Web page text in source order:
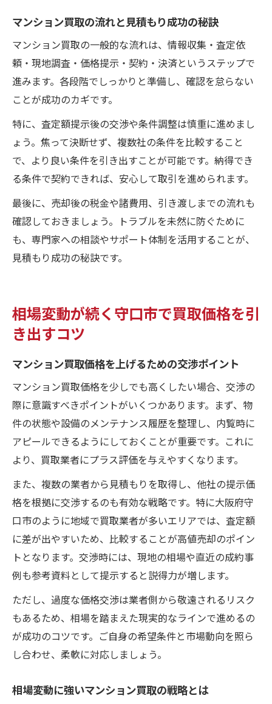
マンション買取の流れと見積もり成功の秘訣
マンション買取の一般的な流れは、情報収集・査定依
頼・現地調査・価格提示・契約・決済というステップで
進みます。各段階でしっかりと準備し、確認を怠らない
ことが成功のカギです。
特に、査定額提示後の交渉や条件調整は慎重に進めまし
ょう。焦って決断せず、複数社の条件を比較すること
で、より良い条件を引き出すことが可能です。納得でき
る条件で契約できれば、安心して取引を進められます。
最後に、売却後の税金や諸費用、引き渡しまでの流れも
確認しておきましょう。トラブルを未然に防ぐために
も、専門家への相談やサポート体制を活用することが、
見積もり成功の秘訣です。
相場変動が続く守口市で買取価格を引
き出すコツ
マンション買取価格を上げるための交渉ポイント
マンション買取価格を少しでも高くしたい場合、交渉の
際に意識すべきポイントがいくつかあります。まず、物
件の状態や設備のメンテナンス履歴を整理し、内覧時に
アピールできるようにしておくことが重要です。これに
より、買取業者にプラス評価を与えやすくなります。
また、複数の業者から見積もりを取得し、他社の提示価
格を根拠に交渉するのも有効な戦略です。特に大阪府守
口市のように地域で買取業者が多いエリアでは、査定額
に差が出やすいため、比較することが高値売却のポイン
トとなります。交渉時には、現地の相場や直近の成約事
例も参考資料として提示すると説得力が増します。
ただし、過度な価格交渉は業者側から敬遠されるリスク
もあるため、相場を踏まえた現実的なラインで進めるの
が成功のコツです。ご自身の希望条件と市場動向を照ら
し合わせ、柔軟に対応しましょう。
相場変動に強いマンション買取の戦略とは